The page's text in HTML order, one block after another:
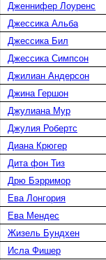
Дженнифер Лоуренс
Джессика Альба
Джессика Бил
Джессика Симпсон
Джилиан Андерсон
Джина Гершон
Джулиана Мур
Джулия Робертс
Диана Крюгер
Дита фон Тиз
Дрю Бэрримор
Ева Лонгория
Ева Мендес
Жизель Бундхен
Исла Фишер